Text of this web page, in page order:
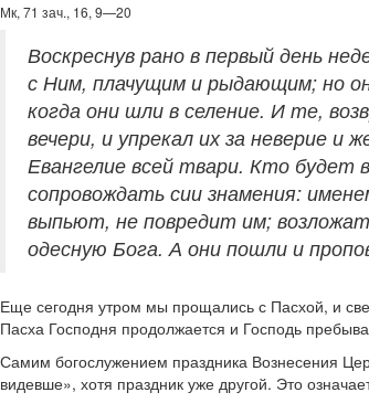
Мк, 71 зач., 16, 9—20
Воскреснув рано в первый день
с Ним, плачущим и рыдающим; но
когда они шли в селение. И те,
вечери, и упрекал их за неверие
Евангелие всей твари. Кто будет
сопровождать сии знамения:
выпьют, не повредит им; возложат
одесную Бога. А они пошли и
Еще сегодня утром мы прощались с Пасхой, и
Пасха Господня продолжается и Господь
Самим богослужением праздника Вознесения
видевше», хотя праздник уже другой. Это